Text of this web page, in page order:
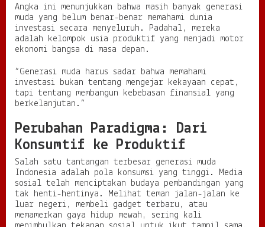
Angka ini menunjukkan bahwa masih banyak generasi
muda yang belum benar-benar memahami dunia
investasi secara menyeluruh. Padahal, mereka
adalah kelompok usia produktif yang menjadi motor
ekonomi bangsa di masa depan.
“Generasi muda harus sadar bahwa memahami
investasi bukan tentang mengejar kekayaan cepat,
tapi tentang membangun kebebasan finansial yang
berkelanjutan.”
Perubahan Paradigma: Dari
Konsumtif ke Produktif
Salah satu tantangan terbesar generasi muda
Indonesia adalah pola konsumsi yang tinggi. Media
sosial telah menciptakan budaya pembandingan yang
tak henti-hentinya. Melihat teman jalan-jalan ke
luar negeri, membeli gadget terbaru, atau
memamerkan gaya hidup mewah, sering kali